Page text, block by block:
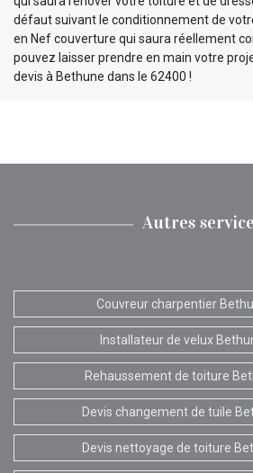
défaut suivant le conditionnement de
en Nef couverture qui saura réellement
pouvez laisser prendre en main votre
devis à Bethune dans le 62400 !
Autres
Couvreur charpentier
Installateur de velux
Rehaussement de toiture
Devis changement de tuile
Devis nettoyage de toiture